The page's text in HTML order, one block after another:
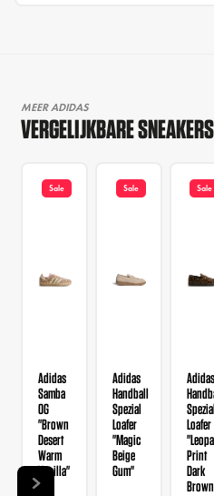
MEER ADIDAS
VERGELIJKBARE SNEAKERS
Sale
Adidas
Samba
OG
"Brown
Desert
Warm
Vanilla"
Sale
Adidas
Handball
Spezial
Loafer
"Magic
Beige
Gum"
Sale
Adidas
Loafer
Print
Dark